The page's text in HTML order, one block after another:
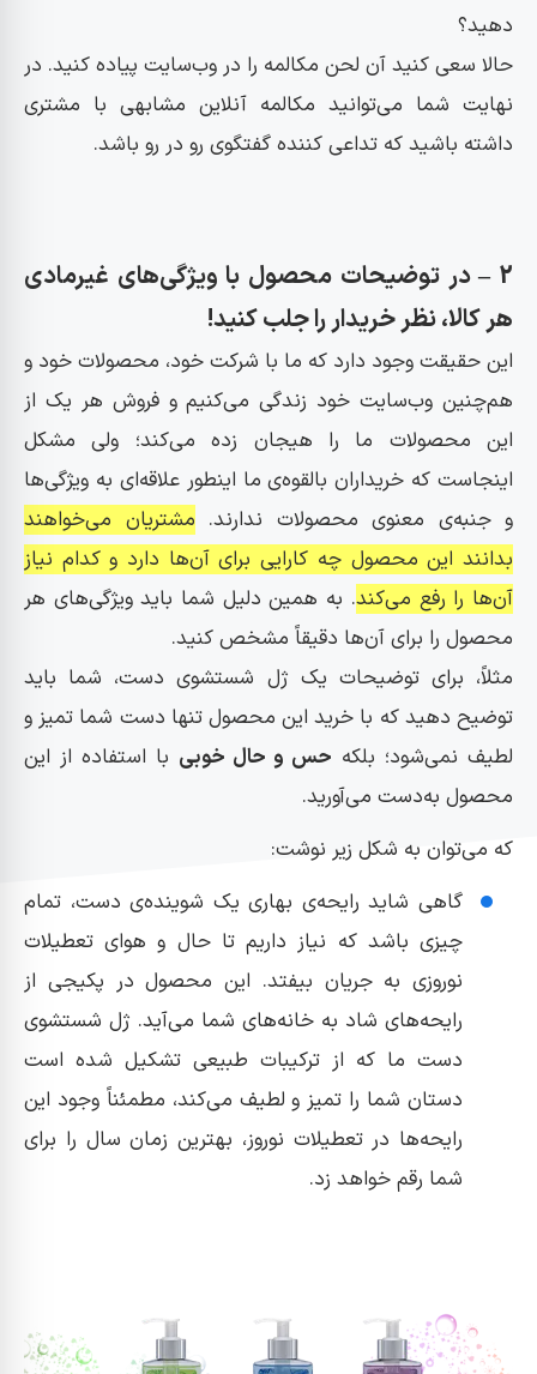
دهید؟
حالا سعی کنید آن لحن مکالمه را در وب‌سایت پیاده کنید. در
نهایت شما می‌توانید مکالمه آنلاین مشابهی با مشتری
داشته باشید که تداعی کننده گفتگوی رو در رو باشد.
2 – در توضیحات محصول با ویژگی‌های غیرمادی
هر کالا، نظر خریدار را جلب کنید!
این حقیقت وجود دارد که ما با شرکت خود، محصولات خود و
هم‌چنین وب‌سایت خود زندگی می‌کنیم و فروش هر یک از
این محصولات ما را هیجان زده می‌کند؛ ولی مشکل
اینجاست که خریداران بالقوه‌ی ما اینطور علاقه‌ای به ویژگی‌ها
و جنبه‌ی معنوی محصولات ندارند. مشتریان می‌خواهند
بدانند این محصول چه کارایی برای آن‌ها دارد و کدام نیاز
آن‌ها را رفع می‌کند. به همین دلیل شما باید ویژگی‌های هر
محصول را برای آن‌ها دقیقاً مشخص کنید.
مثلاً، برای توضیحات یک ژل شستشوی دست، شما باید
توضیح دهید که با خرید این محصول تنها دست شما تمیز و
لطیف نمی‌شود؛ بلکه حس و حال خوبی با استفاده از این
محصول به‌دست می‌آورید.
که می‌توان به شکل زیر نوشت:
گاهی شاید رایحه‌ی بهاری یک شوینده‌ی دست، تمام
چیزی باشد که نیاز داریم تا حال و هوای تعطیلات
نوروزی به جریان بیفتد. این محصول در پکیجی از
رایحه‌های شاد به خانه‌های شما می‌آید. ژل شستشوی
دست ما که از ترکیبات طبیعی تشکیل شده است
دستان شما را تمیز و لطیف می‌کند، مطمئناً وجود این
رایحه‌ها در تعطیلات نوروز، بهترین زمان سال را برای
شما رقم خواهد زد.